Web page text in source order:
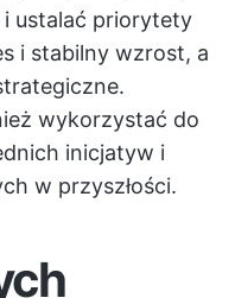
ustalać priorytety
i stabilny wzrost, a
wykorzystać do
inicjatyw i
w przyszłości.